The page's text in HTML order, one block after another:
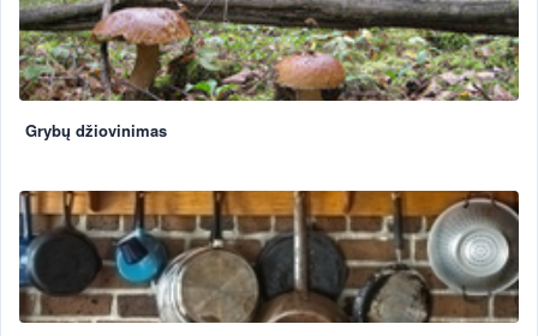
Grybų džiovinimas